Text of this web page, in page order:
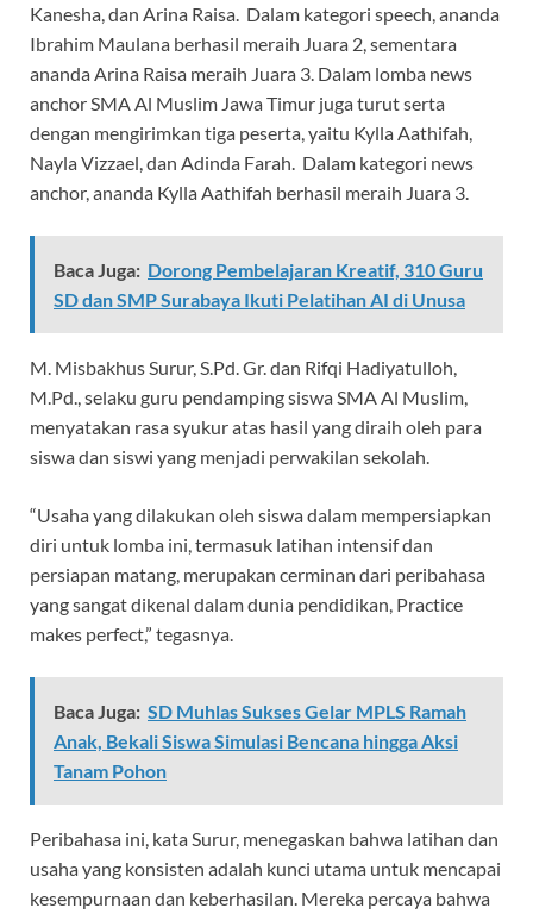
Kanesha, dan Arina Raisa. Dalam kategori speech, ananda
Ibrahim Maulana berhasil meraih Juara 2, sementara
ananda Arina Raisa meraih Juara 3. Dalam lomba news
anchor SMA Al Muslim Jawa Timur juga turut serta
dengan mengirimkan tiga peserta, yaitu Kylla Aathifah,
Nayla Vizzael, dan Adinda Farah. Dalam kategori news
anchor, ananda Kylla Aathifah berhasil meraih Juara 3.
Baca Juga: Dorong Pembelajaran Kreatif, 310 Guru
SD dan SMP Surabaya Ikuti Pelatihan AI di Unusa
M. Misbakhus Surur, S.Pd. Gr. dan Rifqi Hadiyatulloh,
M.Pd., selaku guru pendamping siswa SMA Al Muslim,
menyatakan rasa syukur atas hasil yang diraih oleh para
siswa dan siswi yang menjadi perwakilan sekolah.
“Usaha yang dilakukan oleh siswa dalam mempersiapkan
diri untuk lomba ini, termasuk latihan intensif dan
persiapan matang, merupakan cerminan dari peribahasa
yang sangat dikenal dalam dunia pendidikan, Practice
makes perfect,” tegasnya.
Baca Juga: SD Muhlas Sukses Gelar MPLS Ramah
Anak, Bekali Siswa Simulasi Bencana hingga Aksi
Tanam Pohon
Peribahasa ini, kata Surur, menegaskan bahwa latihan dan
usaha yang konsisten adalah kunci utama untuk mencapai
kesempurnaan dan keberhasilan. Mereka percaya bahwa